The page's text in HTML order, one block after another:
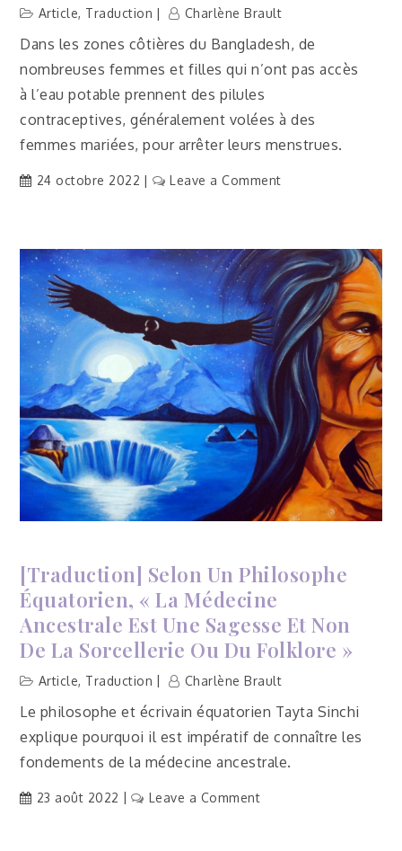
Article, Traduction Charlène Brault
Dans les zones côtières du Bangladesh, de
nombreuses femmes et filles qui n’ont pas accès
à l’eau potable prennent des pilules
contraceptives, généralement volées à des
femmes mariées, pour arrêter leurs menstrues.
24 octobre 2022 Leave a Commenton
l’élévation
du
niveau
de
la
mer
pousse
femmes
à
prendre
la
pilule
[Traduction] Selon Un Philosophe
Équatorien, « La Médecine
Ancestrale Est Une Sagesse Et Non
De La Sorcellerie Ou Du Folklore »
Article, Traduction Charlène Brault
Le philosophe et écrivain équatorien Tayta Sinchi
explique pourquoi il est impératif de connaître les
fondements de la médecine ancestrale.
23 août 2022 Leave a Commenton